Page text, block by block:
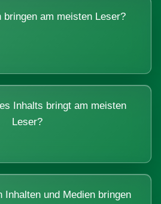
bringen am meisten Leser?
Inhalts bringt am meisten
Leser?
Inhalten und Medien bringen